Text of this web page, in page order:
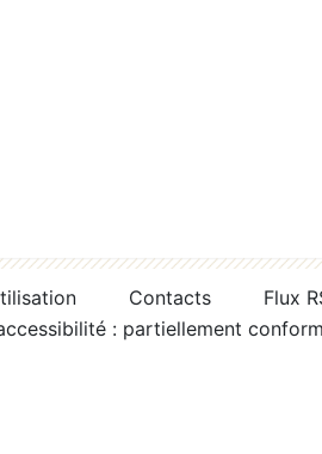
Contacts
Flux
: partiellement